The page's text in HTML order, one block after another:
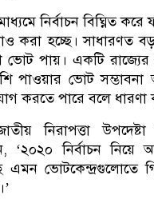
নির্বাচন বিঘ্নিত
করা হচ্ছে। সাধারণত
ভোট পায়। একটি
পাওয়ার ভোট
করতে পারে বলে ধারণা
নিরাপত্তা
‘২০২০ নির্বাচন নিয়ে
ভোটকেন্দ্রগুলোতে